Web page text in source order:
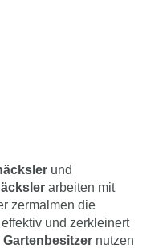
und
arbeiten mit
zermalmen die
effektiv und zerkleinert
Gartenbesitzer nutzen